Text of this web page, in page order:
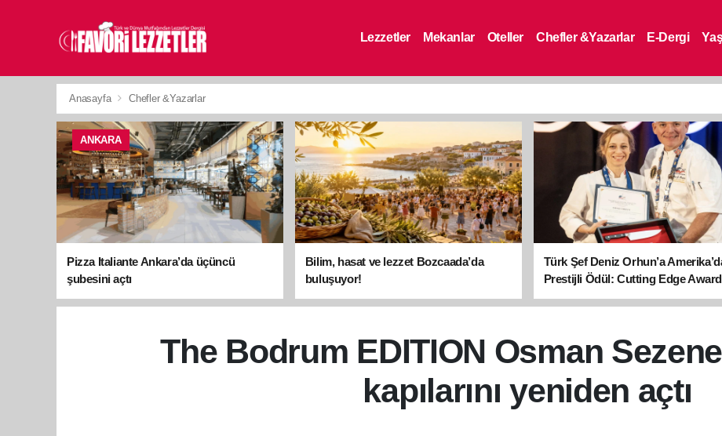
Lezzetler Mekanlar Oteller Chefler &Yazarlar E-Dergi
Anasayfa Chefler &Yazarlar
ANKARA
Pizza Italiante Ankara’da üçüncü
şubesini açtı
Bilim, hasat ve lezzet Bozcaada’da
buluşuyor!
Türk Şef Deniz Orhun’a
Prestijli Ödül: Cutting Edge
sahibi oldu
The Bodrum EDITION Osman
kapılarını yeniden açtı